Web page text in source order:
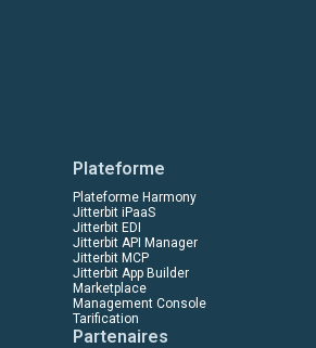
Plateforme
Plateforme Harmony
Jitterbit iPaaS
Jitterbit EDI
Jitterbit API Manager
Jitterbit MCP
Jitterbit App Builder
Marketplace
Management Console
Tarification
Partenaires